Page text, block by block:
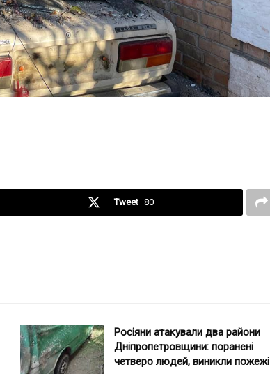
Tweet 80
Росіяни атакували два райони
Дніпропетровщини: поранені
четверо людей, виникли пожежі